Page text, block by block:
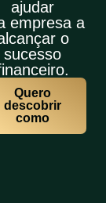
ajudar
empresa a
o
sucesso
Quero
descobrir
como